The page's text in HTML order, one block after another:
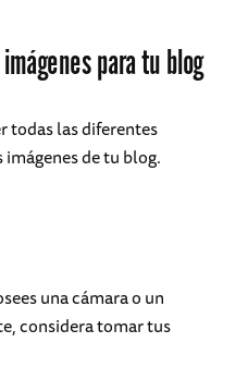
para tu blog
todas las diferentes
de tu blog.
una cámara o un
considera tomar tus